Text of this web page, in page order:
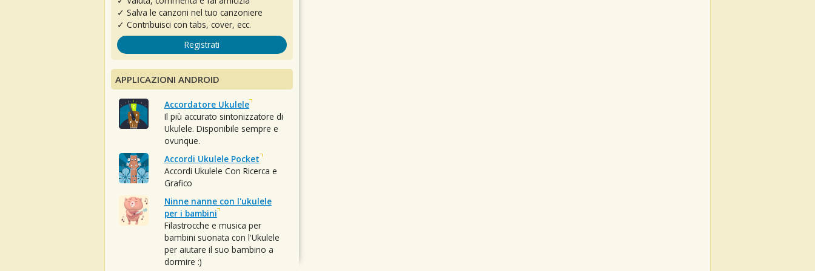
✓ Salva le canzoni nel tuo canzoniere
✓ Contribuisci con tabs, cover, ecc.
Registrati
APPLICAZIONI ANDROID
Accordatore Ukulele
Il più accurato sintonizzatore di
Ukulele. Disponibile sempre e
ovunque.
Accordi Ukulele Pocket
Accordi Ukulele Con Ricerca e
Grafico
Ninne nanne con l'ukulele
per i bambini
Filastrocche e musica per
bambini suonata con l'Ukulele
per aiutare il suo bambino a
dormire :)